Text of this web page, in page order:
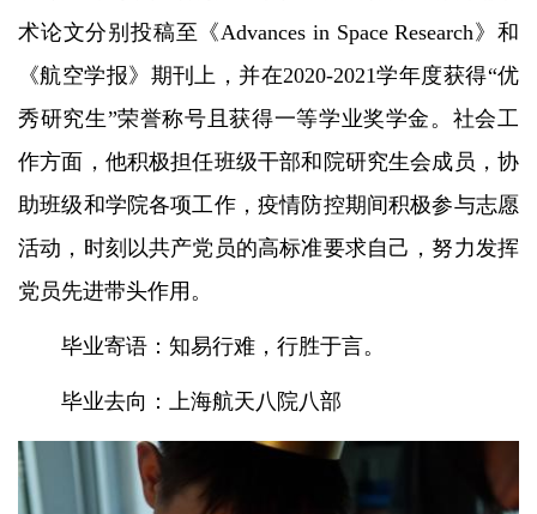
术论文分别投稿至《Advances in Space Research》和
《航空学报》期刊上，并在2020-2021学年度获得“优
秀研究生”荣誉称号且获得一等学业奖学金。社会工
作方面，他积极担任班级干部和院研究生会成员，协
助班级和学院各项工作，疫情防控期间积极参与志愿
活动，时刻以共产党员的高标准要求自己，努力发挥
党员先进带头作用。
毕业寄语：知易行难，行胜于言。
毕业去向：上海航天八院八部